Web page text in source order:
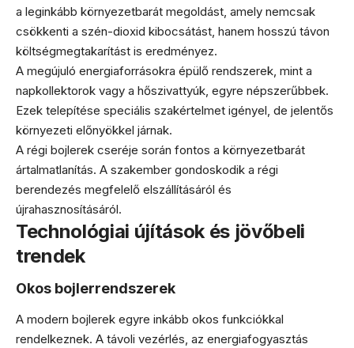
a leginkább környezetbarát megoldást, amely nemcsak
csökkenti a szén-dioxid kibocsátást, hanem hosszú távon
költségmegtakarítást is eredményez.
A megújuló energiaforrásokra épülő rendszerek, mint a
napkollektorok vagy a hőszivattyúk, egyre népszerűbbek.
Ezek telepítése speciális szakértelmet igényel, de jelentős
környezeti előnyökkel járnak.
A régi bojlerek cseréje során fontos a környezetbarát
ártalmatlanítás. A szakember gondoskodik a régi
berendezés megfelelő elszállításáról és
újrahasznosításáról.
Technológiai újítások és jövőbeli
trendek
Okos bojlerrendszerek
A modern bojlerek egyre inkább okos funkciókkal
rendelkeznek. A távoli vezérlés, az energiafogyasztás